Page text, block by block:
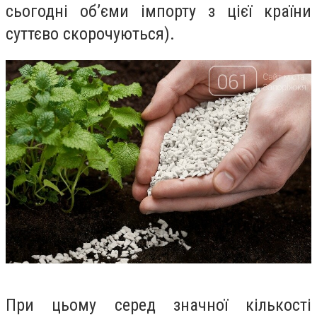
сьогодні об’єми імпорту з цієї країни
суттєво скорочуються).
При цьому серед значної кількості